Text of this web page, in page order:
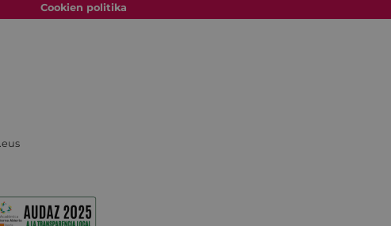
Cookien politika